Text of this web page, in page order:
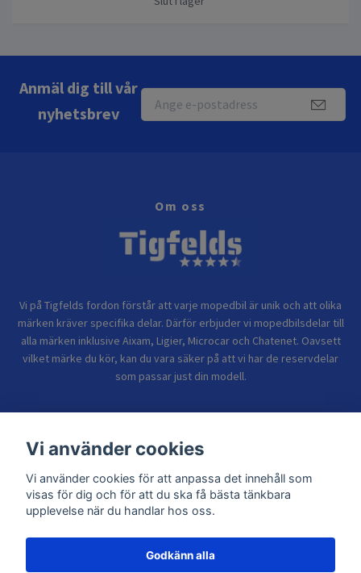
Anmäl dig till vår
nyhetsbrev
Om oss
Vi på Tigfelds fordon förstår att varje mopedbil är unik och att olika
märken kräver specifika delar. Därför erbjuder vi mopedbilsdelar till
alla märken inklusive Aixam, Ligier, Microcar och Chatenet. Oavsett
vilket märke du kör, kan du vara säker på att vi har de reservdelar
som passar just din modell.
Sidor
Vi använder cookies
Vi använder cookies för att anpassa det innehåll som
visas för dig och för att du ska få bästa tänkbara
upplevelse när du handlar hos oss.
Godkänn alla